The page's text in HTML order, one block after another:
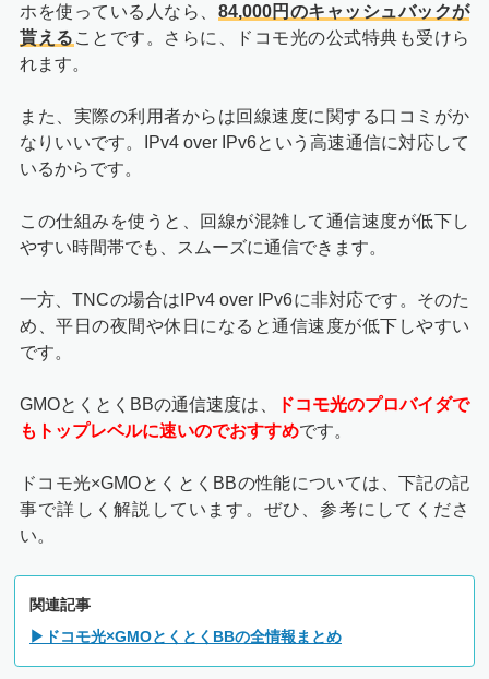
ホを使っている人なら、 84,000円のキャッシュバックが
貰える ことです。さらに、ドコモ光の公式特典も受けら
れます。
また、実際の利用者からは回線速度に関する口コミがか
なりいいです。IPv4 over IPv6という高速通信に対応して
いるからです。
この仕組みを使うと、回線が混雑して通信速度が低下し
やすい時間帯でも、スムーズに通信できます。
一方、TNCの場合はIPv4 over IPv6に非対応です。そのた
め、平日の夜間や休日になると通信速度が低下しやすい
です。
GMOとくとくBBの通信速度は、
ドコモ光のプロバイダで
もトップレベルに速いのでおすすめです。
ドコモ光×GMOとくとくBBの性能については、下記の記
事で詳しく解説しています。ぜひ、参考にしてくださ
い。
関連記事
▶ドコモ光×GMOとくとくBBの全情報まとめ